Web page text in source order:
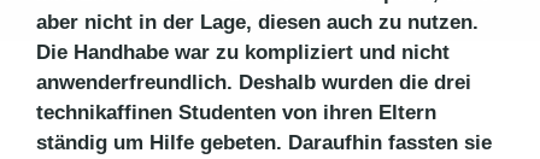
aber nicht in der Lage, diesen auch zu nutzen.
Die Handhabe war zu kompliziert und nicht
anwenderfreundlich. Deshalb wurden die drei
technikaffinen Studenten von ihren Eltern
ständig um Hilfe gebeten. Daraufhin fassten sie